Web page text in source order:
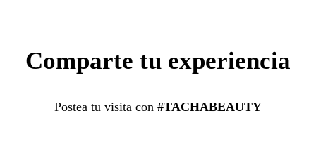
Comparte tu experiencia
Postea tu visita con #TACHABEAUTY